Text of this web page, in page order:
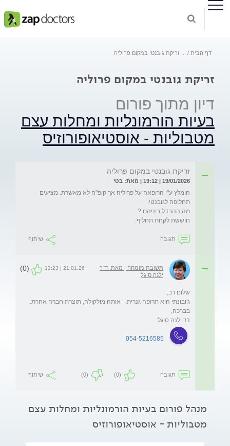
דף הבית זריקת גובנטי במקום פרוליה
זריקת גובנטי במקום פרוליה
דיון מתוך פורום
בעיות הורמונליות ומחלות עצם
מטבוליות - אוסטיאופורוזיס
זריקת גובנטי במקום פרוליה
19/01/2026 | 19:12 | מאת: בטי
הומלץ ע"י הרופאה על פרוליה אך קופ"ח לא מאשרת. מציעים
חוששת לקחת תחליף.
תגובה שיתוף
תשובת מומחה | מאת: ד"ר
ילנה סיגל
21.01.26 | 13:23
(0)
דר ילנה סיגל
054-5216585
תגובה (0)
(0) שיתוף
מנהל פורום בעיות הורמונליות ומחלות עצם
מטבוליות - אוסטיאופורוזיס